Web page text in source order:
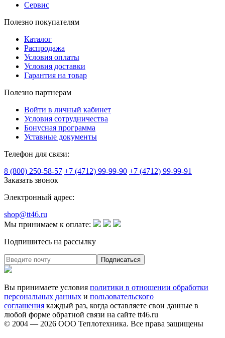
Сервис
Полезно покупателям
Каталог
Распродажа
Условия оплаты
Условия доставки
Гарантия на товар
Полезно партнерам
Войти в личный кабинет
Условия сотрудничества
Бонусная программа
Уставные документы
Телефон для связи:
8 (800) 250-58-57 +7 (4712) 99-99-90 +7 (4712) 99-99-91
Заказать звонок
Электронный адрес:
shop@tt46.ru
Мы принимаем к оплате:
Подпишитесь на рассылку
Вы принимаете условия политики в отношении обработки
персональных данных и пользовательского
соглашения каждый раз, когда оставляете свои данные в
любой форме обратной связи на сайте tt46.ru
© 2004 — 2026 ООО Теплотехника. Все права защищены